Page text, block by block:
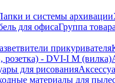
и системы архивации
для офисаГруппа
прикуривателя
- DVI-I M (вилка)
для рисования
материалы для